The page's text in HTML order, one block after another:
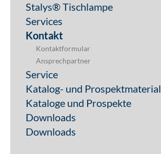
Stalys® Tischlampe
Services
Kontakt
Kontaktformular
Ansprechpartner
Service
Katalog- und Prospektmaterial
Kataloge und Prospekte
Downloads
Downloads